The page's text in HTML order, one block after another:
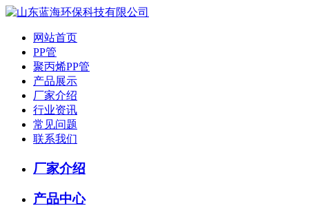
网站首页
PP管
聚丙烯PP管
产品展示
厂家介绍
行业资讯
常见问题
联系我们
厂家介绍
产品中心